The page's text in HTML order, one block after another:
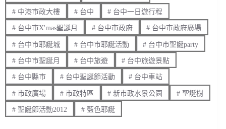
#中港市政大樓 #台中 # 台中一日遊行程
#台中市X'mas聖誕月 #台中市政府 # 台中市政府廣場
#台中市耶誕城 #台中市耶誕活動 # 台中市聖誕party
#台中市聖誕月 #台中旅遊 # 台中旅遊景點
#台中縣市 #台中聖誕節活動 # 台中車站
#市政廣場 #市政特區 # 新市政水景公園 # 聖誕樹
#聖誕節活動2012 #藍色耶誕